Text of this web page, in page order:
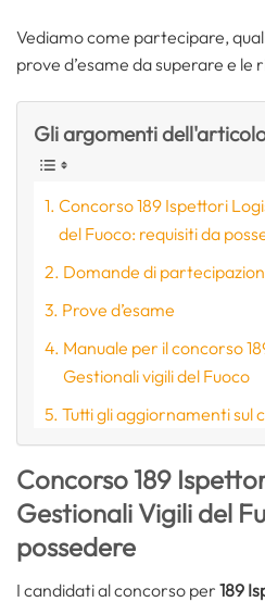
Vediamo come partecipare,
prove d’esame da superare e le
Gli argomenti
Concorso 189 Ispettori
del Fuoco: requisiti da
Domande di
Prove d’esame
Manuale per il concorso
Gestionali vigili del Fuoco
Tutti gli aggiornamenti sul
Concorso 189
Gestionali Vigili del
possedere
I candidati al concorso per 189